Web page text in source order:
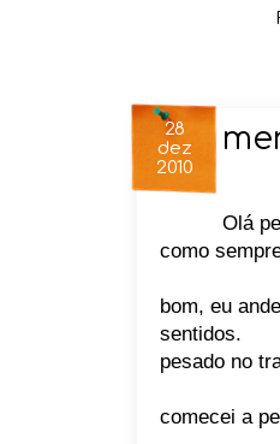
28
dez
2010
Olá
como
bom, eu
sentidos.
pesado no
comecei a